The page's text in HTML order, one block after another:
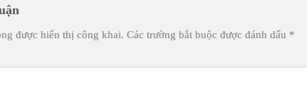
được hiển thị công khai. Các trường bắt buộc được đánh dấu *